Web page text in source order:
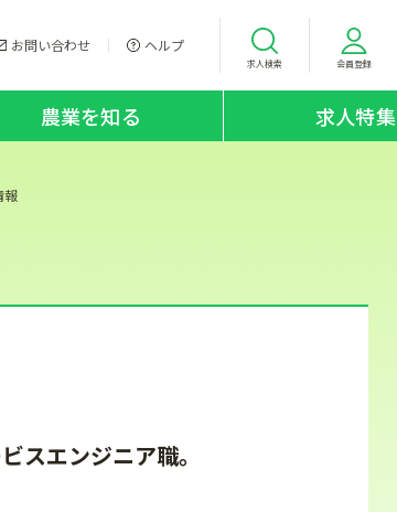
お問い合わせ ヘルプ
求人検索 会員登録
農業を知る 求人特集
報
スエンジニア職。